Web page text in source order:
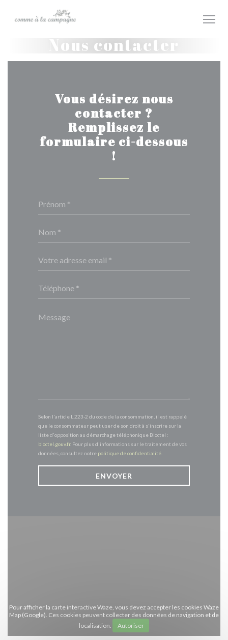
Nous contacter
Vous désirez nous
contacter ?
Remplissez le
formulaire ci-dessous
!
Selon l'article L.223-2 du code de la consommation, il est rappelé
que le consommateur peut user de son droit à s'inscrire sur la
liste d'opposition au démarchage téléphonique Bloctel :
bloctel.gouv.fr. Pour plus d'informations sur le traitement de vos
données, consultez notre politique de confidentialité
Pour afficher la carte interactive Waze, vous devez accepter les cookies Waze
Map (Google). Ces cookies peuvent collecter des données de navigation et de
localisation.
Autoriser